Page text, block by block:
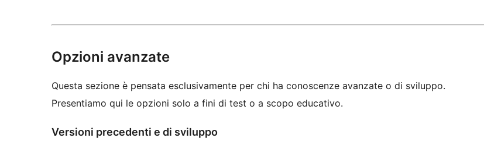
Opzioni avanzate
Questa sezione è pensata esclusivamente per chi ha conoscenze avanzate o di sviluppo.
Presentiamo qui le opzioni solo a fini di test o a scopo educativo.
Versioni precedenti e di sviluppo